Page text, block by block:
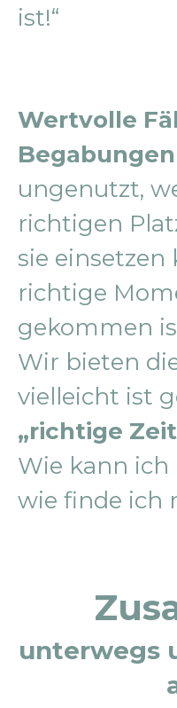
ist!“
Wertvolle
Begabungen
ungenutzt,
richtigen
sie einsetzen
richtige
gekommen
Wir bieten
vielleicht ist
„richtige
Wie kann
wie finde ich
unterwegs